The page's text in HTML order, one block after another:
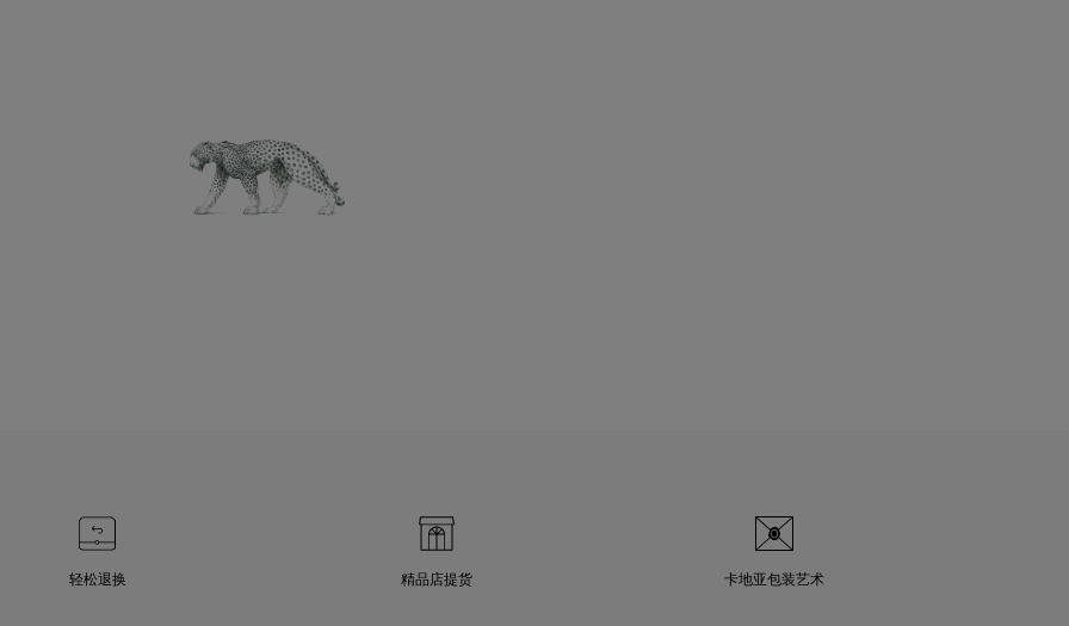
轻松退换 精品店提货 卡地亚包装艺术